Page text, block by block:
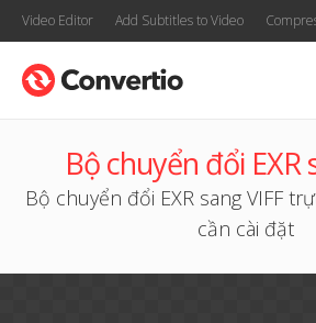
Video Editor Add Subtitles to Video
Bộ chuyển đổi EXR
Bộ chuyển đổi EXR sang VIFF
cần cài đặt